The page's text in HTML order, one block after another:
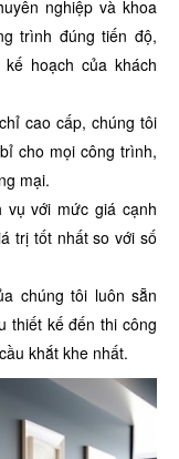
nghiệp và khoa
trình đúng tiến độ,
hoạch của khách
cao cấp, chúng tôi
cho mọi công trình,
mại.
vụ với mức giá cạnh
trị tốt nhất so với số
chúng tôi luôn sẵn
thiết kế đến thi công
khắt khe nhất.